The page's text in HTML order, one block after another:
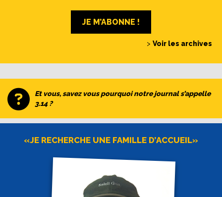
JE M’ABONNE !
> Voir les archives
Et vous, savez vous pourquoi notre journal s’appelle
3.14 ?
«JE RECHERCHE UNE FAMILLE D’ACCUEIL»